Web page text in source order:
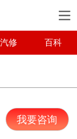
汽修 百科
我要咨询